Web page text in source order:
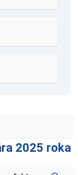
2025 roka